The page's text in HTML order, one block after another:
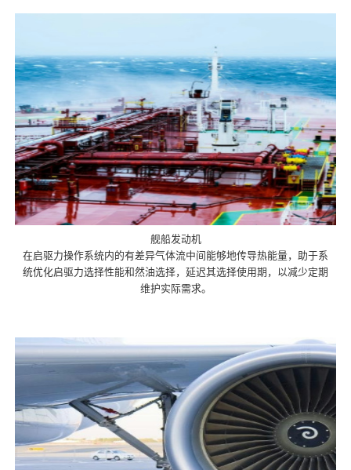
舰船发动机
在启驱力操作系统内的有差异气体流中间能够地传导热能量，助于系
统优化启驱力选择性能和然油选择，延迟其选择使用期，以减少定期
维护实际需求。